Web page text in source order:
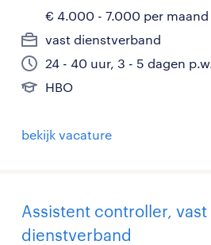
€ 4.000 - 7.000 per maand
vast dienstverband
24 - 40 uur, 3 - 5 dagen p.w.
HBO
bekijk vacature
Assistent controller, vast
dienstverband